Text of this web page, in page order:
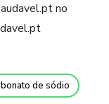
no
de sódio